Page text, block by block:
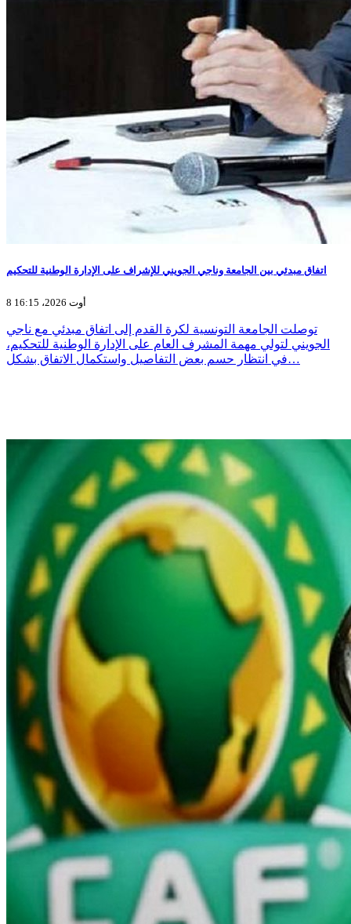
اتفاق مبدئي بين الجامعة وناجي الجويني للإشراف على الإدارة الوطنية للتحكيم
8 أوت 2026، 16:15
توصلت الجامعة التونسية لكرة القدم إلى اتفاق مبدئي مع ناجي
الجويني لتولي مهمة المشرف العام على الإدارة الوطنية للتحكيم،
في انتظار حسم بعض التفاصيل واستكمال الاتفاق بشكل…